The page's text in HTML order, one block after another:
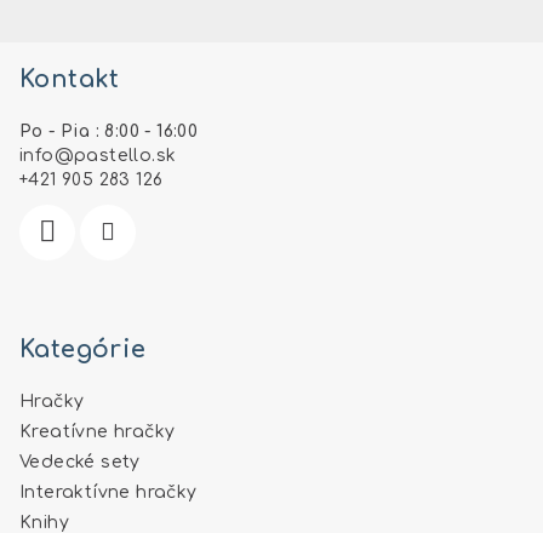
Kontakt
Po - Pia : 8:00 - 16:00
info @pastello.sk
+421 905 283 126
Kategórie
Hračky
Kreatívne hračky
Vedecké sety
Interaktívne hračky
Knihy